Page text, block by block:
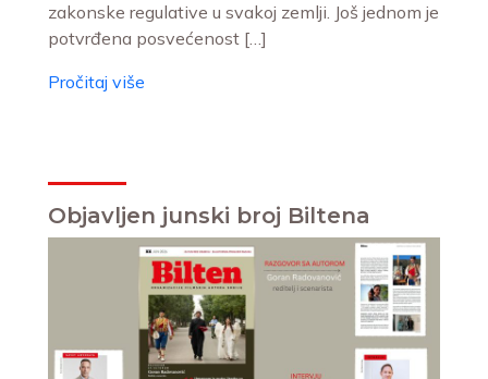
zakonske regulative u svakoj zemlji. Još jednom je
potvrđena posvećenost […]
Pročitaj više
Objavljen junski broj Biltena